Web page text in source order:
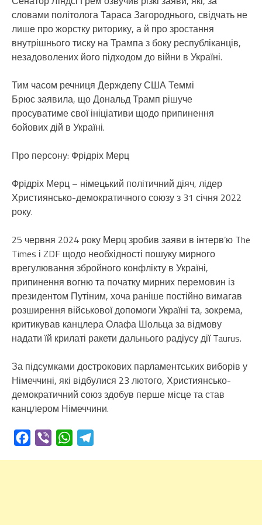
словами політолога Тараса Загороднього, свідчать не
лише про жорстку риторику, а й про зростання
внутрішнього тиску на Трампа з боку республіканців,
незадоволених його підходом до війни в Україні.
Тим часом речниця Держдепу США Теммі
Брюс заявила, що Дональд Трамп рішуче
просуватиме свої ініціативи щодо припинення
бойових дій в Україні.
Про персону: Фрідріх Мерц
Фрідріх Мерц – німецький політичний діяч, лідер
Християнсько-демократичного союзу з 31 січня 2022
року.
25 червня 2024 року Мерц зробив заяви в інтерв’ю The
Times і ZDF щодо необхідності пошуку мирного
врегулювання збройного конфлікту в Україні,
припинення вогню та початку мирних перемовин із
президентом Путіним, хоча раніше постійно вимагав
розширення військової допомоги Україні та, зокрема,
критикував канцлера Олафа Шольца за відмову
надати їй крилаті ракети дальнього радіусу дії Taurus.
За підсумками дострокових парламентських виборів у
Німеччині, які відбулися 23 лютого, Християнсько-
демократичний союз здобув перше місце та став
канцлером Німеччини.
Facebook
Viber WhatsApp